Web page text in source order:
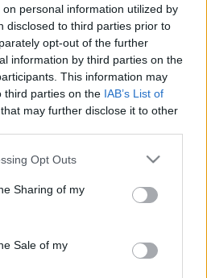
personal information utilized by
disclosed to third parties prior to
opt-out of the further
information by third parties on the
This information may
third parties on the IAB’s List of
that may further disclose it to other
app uses one or more Google
behaviour. You may click to
and its third-party tags to
purposes in below Google
Opt Outs
Sharing of my
Sale of my